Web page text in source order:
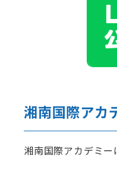
湘南国際アカ
湘南国際アカデミー